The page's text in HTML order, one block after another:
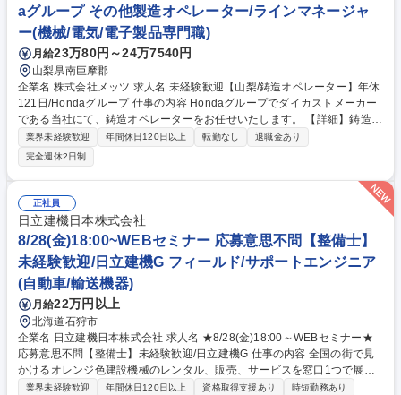
aグループ その他製造オペレーター/ラインマネージャ
ー(機械/電気/電子製品専門職)
月給23万80円～24万7540円
山梨県南巨摩郡
企業名 株式会社メッツ 求人名 未経験歓迎【山梨/鋳造オペレーター】年休
121日/Hondaグループ 仕事の内容 Hondaグループでダイカストメーカー
である当社にて、鋳造オペレーターをお任せいたします。 【詳細】鋳造機
で成形されたアルミ部品を定められた作業標準や検査基準に基づき鋳バリ
落としや外観検査を行った上で所定の容器へ入れる作業（鋳造機や製品に
よりますが30～60秒サイクルで1つの製品を扱います） ※変更の範囲：当
社業務全般 募集職種 未経験歓迎【山梨/鋳造オペレーター】年休121日/Ho
ndaグループ
業界未経験歓迎 年間休日120日以上 転勤なし
退職金あり
完全週休2日制
正社員
日立建機日本株式会社
8/28(金)18:00~WEBセミナー 応募意思不問【整備士】
未経験歓迎/日立建機G フィールド/サポートエンジニア
(自動車/輸送機器)
月給22万円以上
北海道石狩市
企業名 日立建機日本株式会社 求人名 ★8/28(金)18:00～WEBセミナー★
応募意思不問【整備士】未経験歓迎/日立建機G 仕事の内容 全国の街で見
かけるオレンジ色建設機械のレンタル、販売、サービスを窓口1つで展開
する建機総合サービス会社である同社の会社紹介や、未経験からでも分か
業界未経験歓迎 年間休日120日以上 資格取得支援あり
時短勤務あり